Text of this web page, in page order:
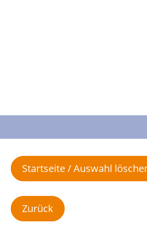
Startseite / Auswahl